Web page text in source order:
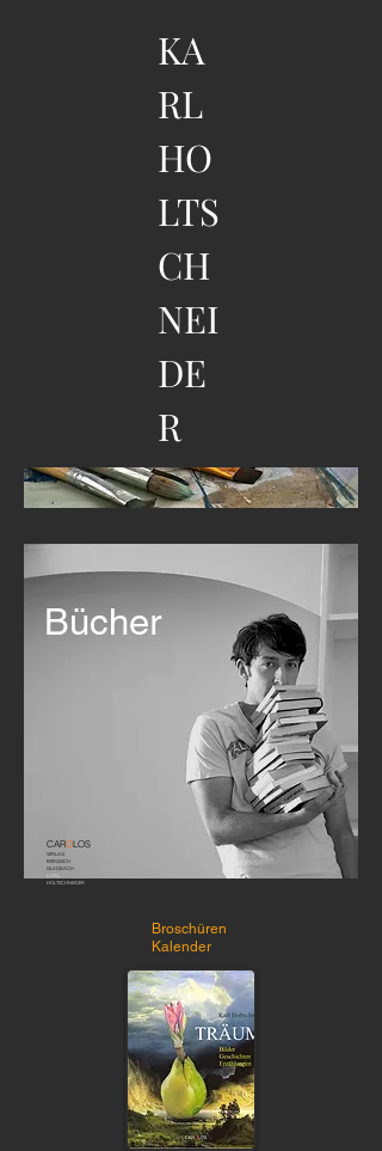
KA
RL
HO
LTS
CH
NEI
DE
R
Bücher
CAROLOS
VERLAG
BERGISCH
GLADBACH
KARL
HOLTSCHNEIDER
Broschüren
Kalender